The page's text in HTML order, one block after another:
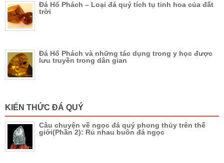
Đá Hổ Phách – Loại đá quý tích tụ tinh hoa của đất
trời
Đá Hổ Phách và những tác dụng trong y học được
lưu truyền trong dân gian
KIẾN THỨC ĐÁ QUÝ
Câu chuyện về ngọc đá quý phong thủy trên thế
giới(Phần 2): Rủ nhau buôn đá ngọc